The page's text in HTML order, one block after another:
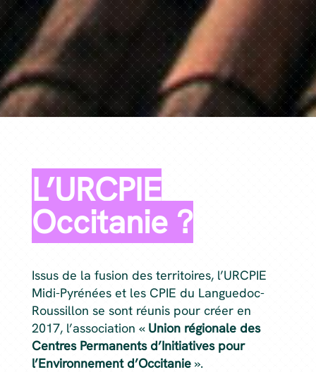
L’URCPIE
Occitanie ?
Issus de la fusion des territoires, l’URCPIE
Midi-Pyrénées et les CPIE du Languedoc-
Roussillon se sont réunis pour créer en
2017, l’association « Union régionale des
Centres Permanents d’Initiatives pour
l’Environnement d’Occitanie».